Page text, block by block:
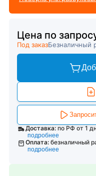
Цена по
Под заказБезналичный
Доставка: по РФ от 1
подробнее
Оплата: безналичный
подробнее